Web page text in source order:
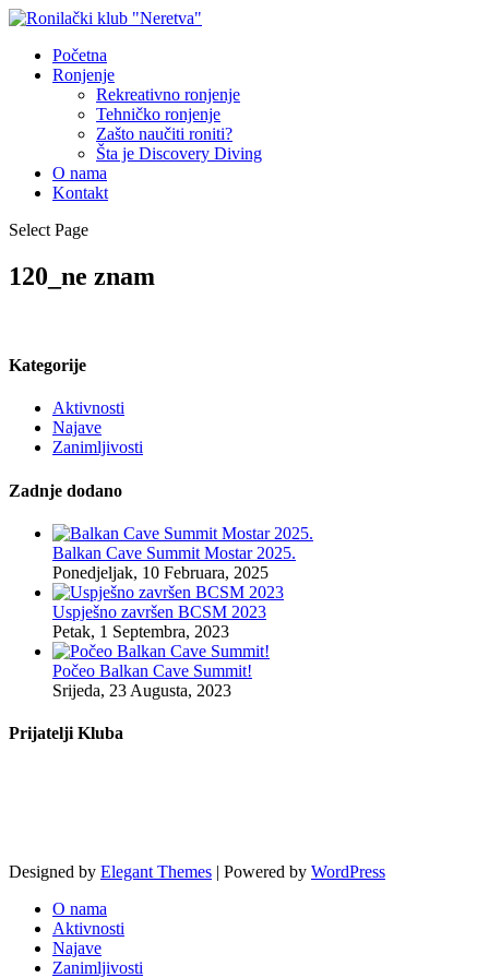
Početna
Ronjenje
Rekreativno ronjenje
Tehničko ronjenje
Zašto naučiti roniti?
Šta je Discovery Diving
O nama
Kontakt
Select Page
120_ne znam
Kategorije
Aktivnosti
Najave
Zanimljivosti
Zadnje dodano
Balkan Cave Summit Mostar 2025.
Ponedjeljak, 10 Februara, 2025
Uspješno završen BCSM 2023
Petak, 1 Septembra, 2023
Počeo Balkan Cave Summit!
Srijeda, 23 Augusta, 2023
Prijatelji Kluba
Designed by Elegant Themes | Powered by WordPress
O nama
Aktivnosti
Najave
Zanimljivosti